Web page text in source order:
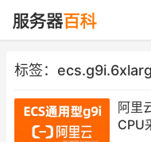
标签：
阿里
CPU